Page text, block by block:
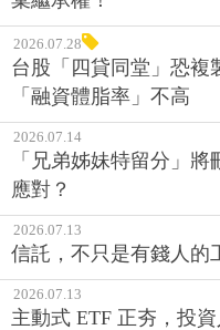
2026.07.28
台股「四貸同堂」恐複
「融資體脂率」不高
2026.07.14
「兄弟姊妹特留分」
應對？
2026.07.13
信託，不只是有錢人的
2026.07.13
主動式 ETF 正夯，投